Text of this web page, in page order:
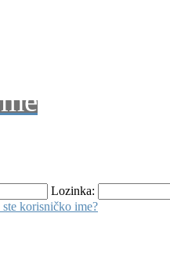
Lozinka:
korisničko ime?